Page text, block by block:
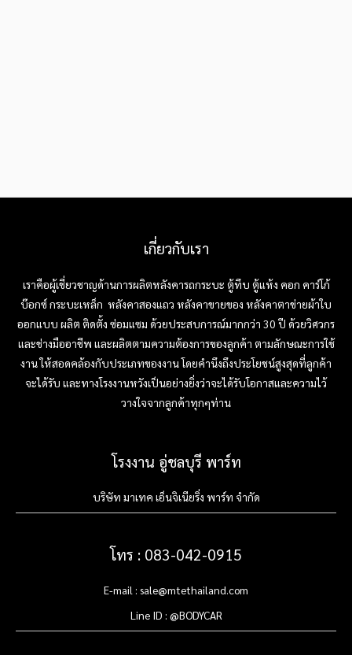
เกี่ยวกับเรา
เราคือผู้เชี่ยวชาญด้านการผลิตหลังคารถกระบะ ตู้ทึบ ตู้แห้ง คอก คาร์โก้
บ๊อกซ์ กระบะเหล็ก หลังคาสองแถว หลังคาขายของ หลังคาตาข่ายผ้าใบ
ออกแบบ ผลิต ติดตั้ง ซ่อมแซม ด้วยประสบการณ์มากกว่า 30 ปี ด้วยวิศวกร
และช่างมืออาชีพ และผลิตตามความต้องการของลูกค้า ตามลักษณะการใช้
งาน ให้สอดคล้องกับประเภทของงาน โดยคำนึงถึงประโยชน์สูงสุดที่ลูกค้า
จะได้รับ และทางโรงงานหวังเป็นอย่างยิ่งว่าจะได้รับโอกาสและความไว้
วางใจจากลูกค้าทุกๆท่าน
โรงงาน อู่ชลบุรี พาร์ท
บริษัท มาเทค เอ็นจิเนียริ่ง พาร์ท จำกัด
โทร : 083-042-0915
E-mail : sale@mtethailand.com
Line ID : @BODYCAR